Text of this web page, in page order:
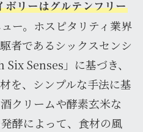
ボリーはグルテンフリー
ー。ホスピタリティ業界
者であるシックスセンシ
Senses」に基づき、
を、シンプルな手法に基
クリームや酵素玄米な
酵によって、食材の風